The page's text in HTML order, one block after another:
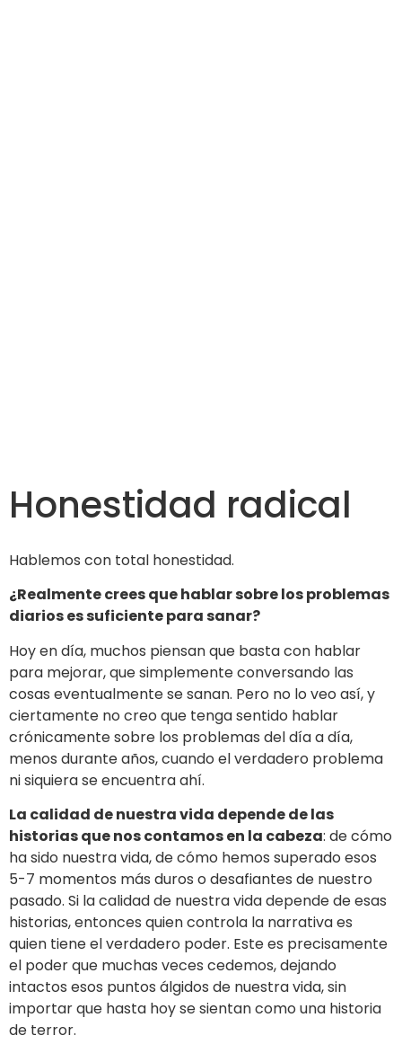
Honestidad radical
Hablemos con total honestidad.
¿Realmente crees que hablar sobre los problemas
diarios es suficiente para sanar?
Hoy en día, muchos piensan que basta con hablar
para mejorar, que simplemente conversando las
cosas eventualmente se sanan. Pero no lo veo así, y
ciertamente no creo que tenga sentido hablar
crónicamente sobre los problemas del día a día,
menos durante años, cuando el verdadero problema
ni siquiera se encuentra ahí.
La calidad de nuestra vida depende de las
historias que nos contamos en la cabeza: de cómo
ha sido nuestra vida, de cómo hemos superado esos
5-7 momentos más duros o desafiantes de nuestro
pasado. Si la calidad de nuestra vida depende de esas
historias, entonces quien controla la narrativa es
quien tiene el verdadero poder. Este es precisamente
el poder que muchas veces cedemos, dejando
intactos esos puntos álgidos de nuestra vida, sin
importar que hasta hoy se sientan como una historia
de terror.